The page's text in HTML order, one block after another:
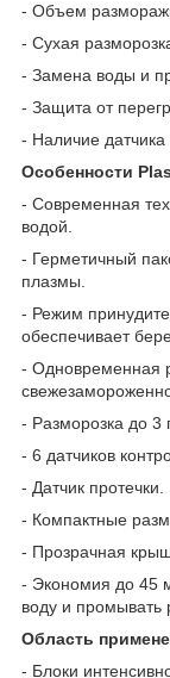
- Объем
- Сухая
- Замена воды и
- Защита от
- Наличие датчика
Особенности
- Современная
водой.
- Герметичный
плазмы.
- Режим
обеспечивает
- Одновременная
- Разморозка до 3
- 6 датчиков
- Датчик протечки.
- Компактные
- Прозрачная
- Экономия до 45
воду и промывать
Область
- Блоки